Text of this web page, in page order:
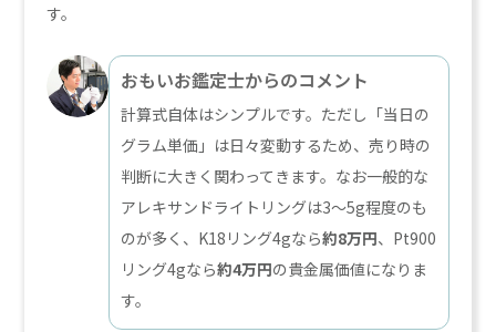
す。
おもいお鑑定士からのコメント
計算式自体はシンプルです。ただし「当日の
グラム単価」は日々変動するため、売り時の
判断に大きく関わってきます。なお一般的な
アレキサンドライトリングは3〜5g程度のも
のが多く、K18リング4gなら約8万円、Pt900
リング4gなら約4万円の貴金属価値になりま
す。